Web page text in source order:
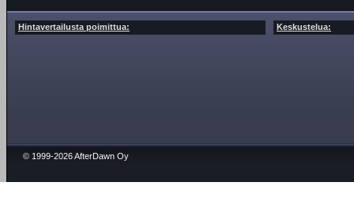
Hintavertailusta poimittua: Keskustelua:
© 1999-2026 AfterDawn Oy